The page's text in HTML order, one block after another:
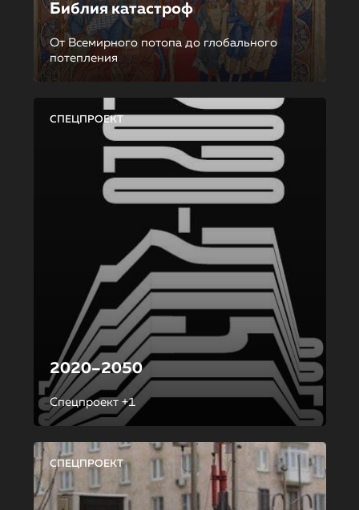
Библия катастроф
От Всемирного потопа до глобального
потепления
СПЕЦПРОЕКТ
2020–2050
Спецпроект +1
СПЕЦПРОЕКТ